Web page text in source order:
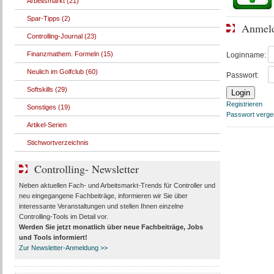
Loginname:
Passwort:
Registrieren
Passwort
Spar-Tipps (2)
Controlling-Journal (23)
Finanzmathem. Formeln (15)
Neulich im Golfclub (60)
Softskills (29)
Sonstiges (19)
Artikel-Serien
Stichwortverzeichnis
Controlling- Newsletter
Neben aktuellen Fach- und Arbeitsmarkt-Trends für Controller und
neu eingegangene Fachbeiträge, informieren wir Sie über
interessante Veranstaltungen und stellen Ihnen einzelne
Controlling-Tools im Detail vor.
Werden Sie jetzt monatlich über neue Fachbeiträge, Jobs
und Toolsinformiert!
Zur Newsletter-Anmeldung >>